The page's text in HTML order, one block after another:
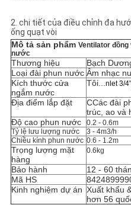
2. chi tiết của điều chỉnh đa
ống quạt vòi
Mô tả sản phẩm Ventilator
nước
Thương hiệu
Bạch
Loại đài phun nước Âm nhạc
Kích thước cửa
ngắm nước
Tôi...nlet 3/
Địa điểm lắp đặt CCác đài
trúc, ao và
Độ cao phun nước
0.2 - 0.6m
Tỷ lệ lưu lượng nước
3 - 4m3/h
Chiều kính phun nước 0.6 - 1.2m
Trọng lượng mặt
hàng
0.6kg
Bảo hành
12 - 60
Mã HS
Kinh nghiệm dự án Xuất khẩu
hơn 56